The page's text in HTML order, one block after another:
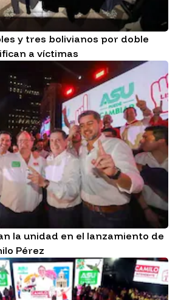
y tres bolivianos por doble
a víctimas
la unidad en el lanzamiento de
Pérez